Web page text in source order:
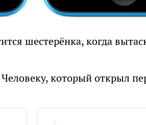
шестерёнка, когда
который открыл